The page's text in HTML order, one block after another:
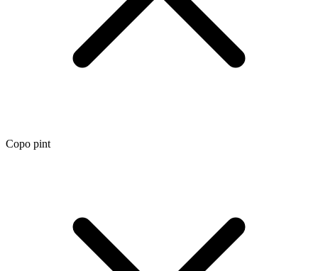
Copo pint